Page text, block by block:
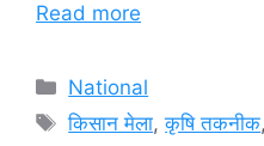
Read more
Categories
National
Tags
किसान मेला,कृषि तकनीक